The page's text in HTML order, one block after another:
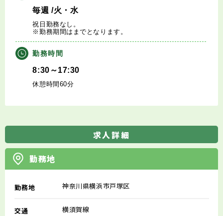
毎週 /火・水
祝日勤務なし。
※勤務期間はまでとなります。
勤務時間
8:30～17:30
休憩時間60分
求人詳細
勤務地
勤務地 神奈川県横浜市戸塚区
交通 横須賀線